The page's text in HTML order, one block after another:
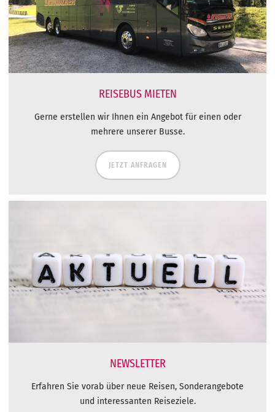
REISEBUS MIETEN
Gerne erstellen wir Ihnen ein Angebot für einen oder
mehrere unserer Busse.
JETZT ANFRAGEN
NEWSLETTER
Erfahren Sie vorab über neue Reisen, Sonderangebote
und interessanten Reiseziele.